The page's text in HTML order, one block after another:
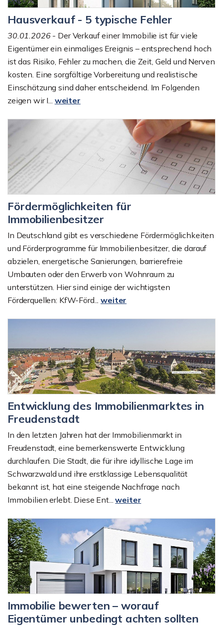
Hausverkauf - 5 typische Fehler
30.01.2026- Der Verkauf einer Immobilie ist für viele
Eigentümer ein einmaliges Ereignis – entsprechend hoch
ist das Risiko, Fehler zu machen, die Zeit, Geld und Nerven
kosten. Eine sorgfältige Vorbereitung und realistische
Einschätzung sind daher entscheidend. Im Folgenden
zeigen wir I... weiter
Fördermöglichkeiten für
Immobilienbesitzer
In Deutschland gibt es verschiedene Fördermöglichkeiten
und Förderprogramme für Immobilienbesitzer, die darauf
abzielen, energetische Sanierungen, barrierefreie
Umbauten oder den Erwerb von Wohnraum zu
unterstützen. Hier sind einige der wichtigsten
Förderquellen: KfW-Förd...weiter
Entwicklung des Immobilienmarktes in
Freudenstadt
In den letzten Jahren hat der Immobilienmarkt in
Freudenstadt, eine bemerkenswerte Entwicklung
durchlaufen. Die Stadt, die für ihre idyllische Lage im
Schwarzwald und ihre erstklassige Lebensqualität
bekannt ist, hat eine steigende Nachfrage nach
Immobilien erlebt. Diese Ent...weiter
Immobilie bewerten – worauf
Eigentümer unbedingt achten sollten